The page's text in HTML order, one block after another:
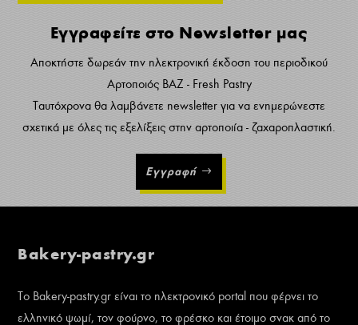
Εγγραφείτε στο Newsletter μας
Αποκτήστε δωρεάν την ηλεκτρονική έκδοση του περιοδικού
Αρτοποιός ΒΑΖ - Fresh Pastry
Ταυτόχρονα θα λαμβάνετε newsletter για να ενημερώνεστε
σχετικά με όλες τις εξελίξεις στην αρτοποιία - ζαχαροπλαστική.
Εγγραφή
Bakery-pastry.gr
Το Bakery-pastry.gr είναι το ηλεκτρονικό portal που φέρνει το
ελληνικό ψωμί, τον φούρνο, το φρέσκο και έτοιμο σνακ από το